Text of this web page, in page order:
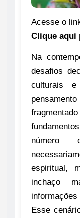
Acesse o
Clique aqui
Na
desafios
culturais e
número
espiritual,
inchaço
Esse